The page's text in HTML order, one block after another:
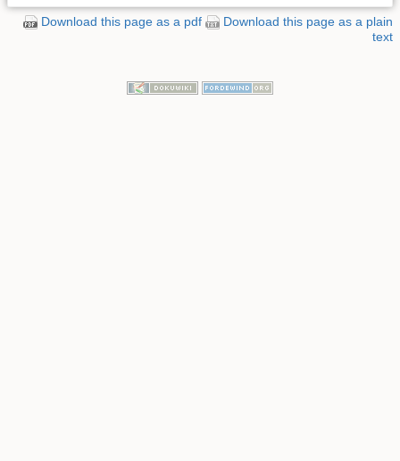
Download this page as a pdf
Download this page as a plain
text